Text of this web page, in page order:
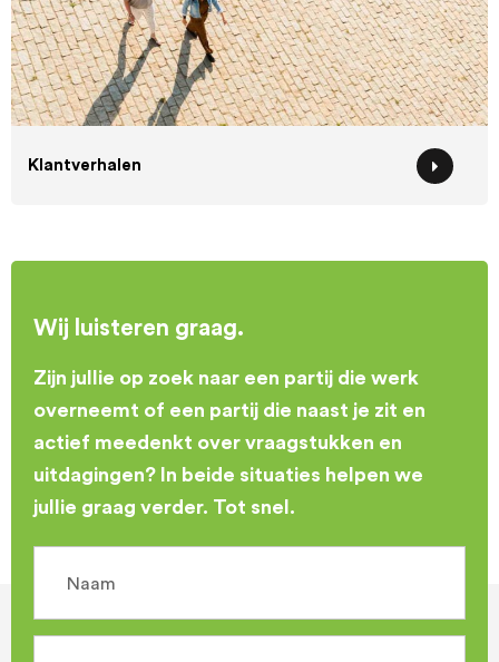
Klantverhalen
Wij luisteren graag.
Zijn jullie op zoek naar een partij die werk
overneemt of een partij die naast je zit en
actief meedenkt over vraagstukken en
uitdagingen? In beide situaties helpen we
jullie graag verder. Tot snel.
Naam